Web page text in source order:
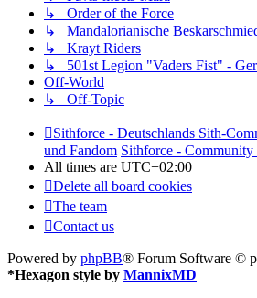
↳ Order of the Force
↳ Mandalorianische
↳ Krayt Riders
↳ 501st Legion "Vaders Fist" -
Off-World
↳ Off-Topic
Sithforce - Deutschlands Sith-
und Fandom Sithforce - Community
All times are UTC+02:00
Delete all board cookies
The team
Contact us
Powered by phpBB® Forum Software ©
*Hexagon style by MannixMD